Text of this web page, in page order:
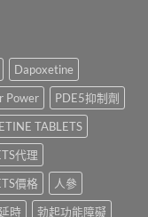
Dapoxetine
Power
PDE5抑制劑
TABLETS
代理
價格
人參
時
勃起功能障礙